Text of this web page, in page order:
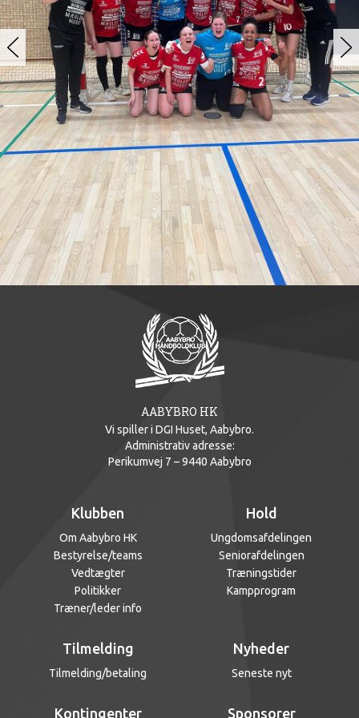
AABYBRO HK
Vi spiller i DGI Huset, Aabybro.
Administrativ adresse:
Perikumvej 7 – 9440 Aabybro
Klubben
Om Aabybro HK
Bestyrelse/teams
Vedtægter
Politikker
Træner/leder info
Hold
Ungdomsafdelingen
Seniorafdelingen
Træningstider
Kampprogram
Tilmelding
Tilmelding/betaling
Nyheder
Seneste nyt
Kontingenter Sponsorer